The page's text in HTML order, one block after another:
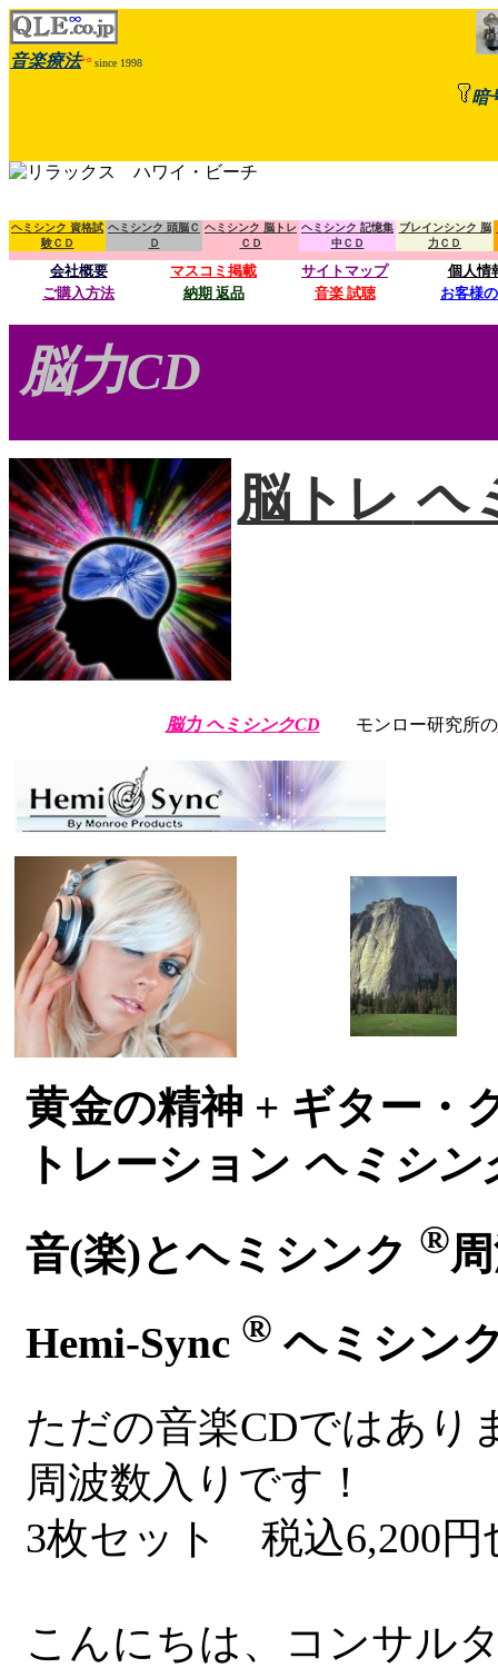
音楽療法+α since 1998
暗
ヘミシンク 資格試
験ＣＤ
ヘミシンク 頭脳Ｃ
Ｄ
ヘミシンク 脳トレ
ＣＤ
ヘミシンク 記憶集
中ＣＤ
ブレインシンク 脳
力ＣＤ
会社概要 マスコミ掲載 サイトマップ
個人情
ご購入方法
納期 返品 音楽 試聴
お客様
脳力CD
脳トレ ヘ
脳力 ヘミシンクCDモンロー研究所の
黄金の精神 + ギター・
トレーション ヘミシン
音(楽)とヘミシンク ®
Hemi-Sync ® ヘミシン
ただの音楽CDではあ
周波数入りです！
3枚セット 税込6,200円
こんにちは、コンサル